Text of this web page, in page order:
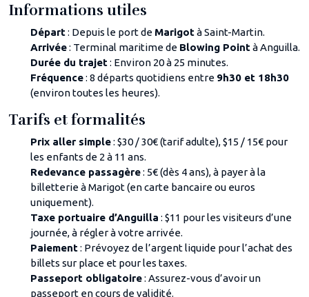
Informations utiles
Départ: Depuis le port de Marigotà Saint-Martin.
Arrivée: Terminal maritime de Blowing Pointà Anguilla.
Durée du trajet: Environ 20 à 25 minutes.
Fréquence: 8 départs quotidiens entre 9h30 et 18h30
(environ toutes les heures).
Tarifs et formalités
Prix aller simple: $30 / 30€ (tarif adulte), $15 / 15€ pour
les enfants de 2 à 11 ans.
Redevance passagère: 5€ (dès 4 ans), à payer à la
billetterie à Marigot (en carte bancaire ou euros
uniquement).
Taxe portuaire d’Anguilla : $11 pour les visiteurs d’une
journée, à régler à votre arrivée.
Paiement: Prévoyez de l’argent liquide pour l’achat des
billets sur place et pour les taxes.
Passeport obligatoire: Assurez-vous d’avoir un
passeport en cours de validité.